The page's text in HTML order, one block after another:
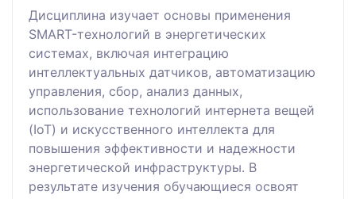
Дисциплина изучает основы применения
SMART-технологий в энергетических
системах, включая интеграцию
интеллектуальных датчиков, автоматизацию
управления, сбор, анализ данных,
использование технологий интернета вещей
(IoT) и искусственного интеллекта для
повышения эффективности и надежности
энергетической инфраструктуры. В
результате изучения обучающиеся освоят